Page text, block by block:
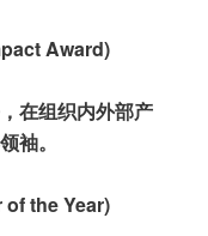
Award)
在组织内外部产
袖。
of the Year)